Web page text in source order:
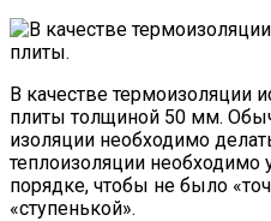
В качестве термоизоляции
плиты толщиной 50 мм.
изоляции необходимо
теплоизоляции
порядке, чтобы не было
«ступенькой».